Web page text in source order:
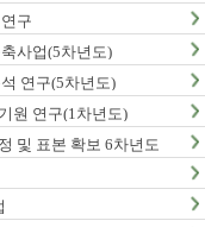
구
사업(5차년도)
연구(5차년도)
원 연구(1차년도)
및 표본 확보 6차년도